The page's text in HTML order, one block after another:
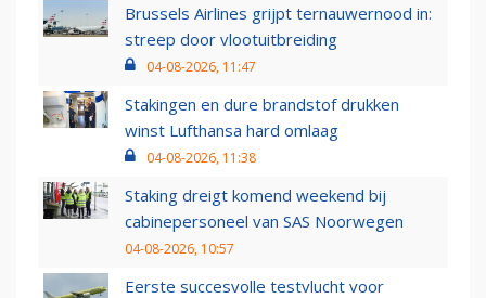
Brussels Airlines grijpt ternauwernood in:
streep door vlootuitbreiding
04-08-2026, 11:47
Stakingen en dure brandstof drukken
winst Lufthansa hard omlaag
04-08-2026, 11:38
Staking dreigt komend weekend bij
cabinepersoneel van SAS Noorwegen
04-08-2026, 10:57
Eerste succesvolle testvlucht voor